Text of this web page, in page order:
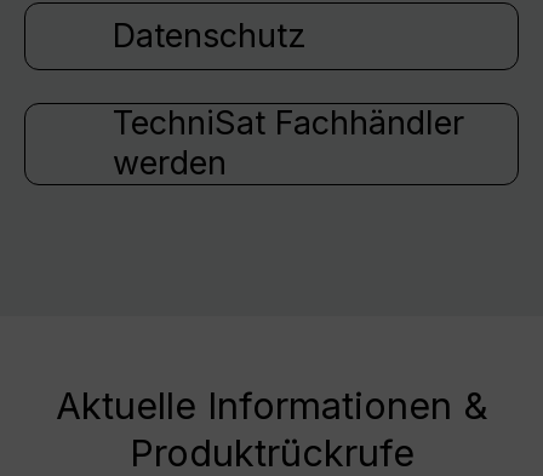
Datenschutz
TechniSat Fachhändler
werden
Aktuelle Informationen &
Produktrückrufe